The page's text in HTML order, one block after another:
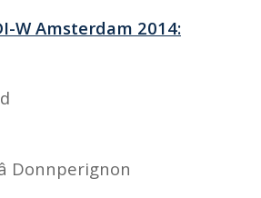
W Amsterdam 2014:
Donnperignon